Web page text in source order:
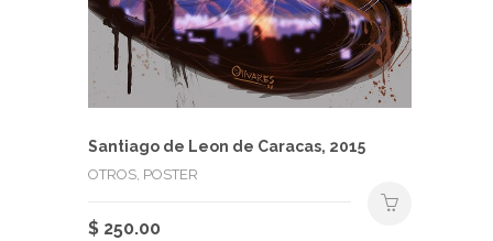
la
página
de
producto
Santiago de Leon de Caracas, 2015
OTROS, POSTER
$ 250.00Este